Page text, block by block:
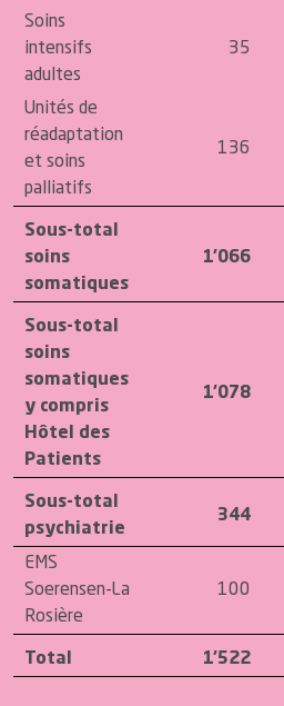
Soins
intensifs
adultes
35
Unités de
réadaptation
et soins
palliatifs
136
Sous-total
soins
somatiques
1'066
Sous-total
soins
somatiques
y compris
Hôtel des
Patients
1'078
Sous-total
psychiatrie
344
EMS
Soerensen-La
Rosière
100
Total 1'522